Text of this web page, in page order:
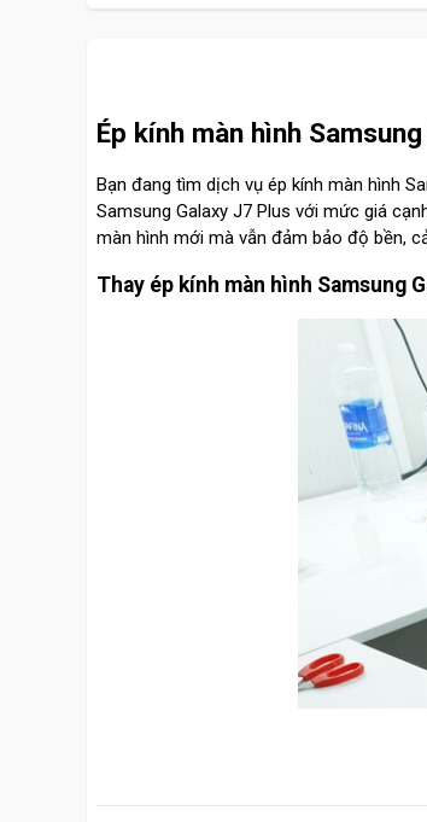
Ép kính màn hình
Bạn đang tìm dịch vụ ép kính màn hình
Samsung Galaxy J7 Plus với mức giá
màn hình mới mà vẫn đảm bảo độ bền,
Thay ép kính màn hình Samsung